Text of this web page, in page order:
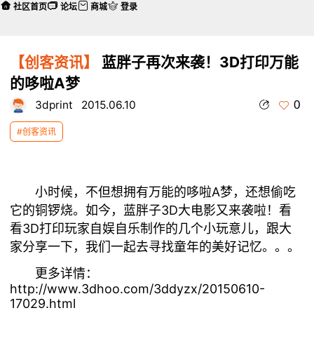
【创客资讯】
蓝胖子再次来袭！3D打印万能
的哆啦A梦
3dprint 2015.06.10 0
#创客资讯
小时候，不但想拥有万能的哆啦A梦，还想偷吃
它的铜锣烧。如今，蓝胖子3D大电影又来袭啦！看
看3D打印玩家自娱自乐制作的几个小玩意儿，跟大
家分享一下，我们一起去寻找童年的美好记忆。。。
更多详情：
http://www.3dhoo.com/3ddyzx/20150610-
17029.html
社区首页 论坛 商城 登录